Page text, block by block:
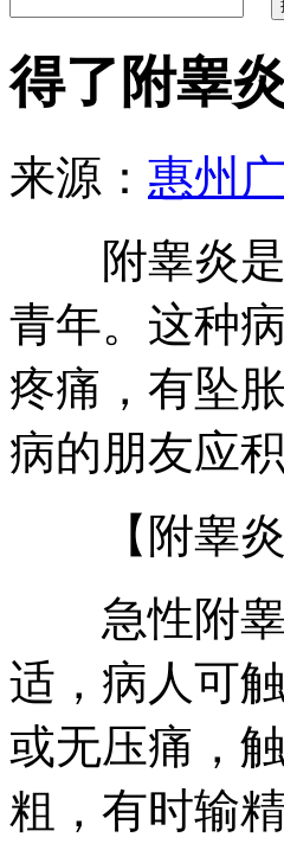
得了附睾
来源： 惠州
附睾炎是
青年。这种
疼痛，有坠
病的朋友应
【附睾炎
急性附睾
适，病人可
或无压痛，
粗，有时输